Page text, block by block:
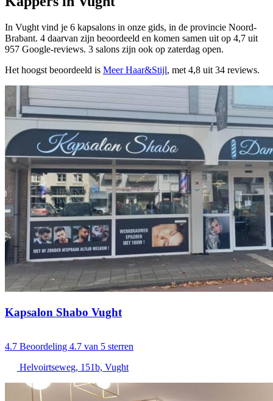
In Vught vind je 6 kapsalons in onze gids, in de provincie Noord-
Brabant. 4 daarvan zijn beoordeeld en komen samen uit op 4,7 uit
957 Google-reviews. 3 salons zijn ook op zaterdag open.
Het hoogst beoordeeld is Meer Haar&Stijl, met 4,8 uit 34 reviews.
Kapsalon Shabo Vught
4.7 Beoordeling 4.7 van 5 sterren
Helvoirtseweg, 151b, Vught